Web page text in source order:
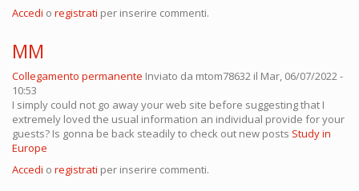
Accedi o registrati per inserire commenti.
MM
Collegamento permanente Inviato da mtom78632 il Mar, 06/07/2022 -
10:53
I simply could not go away your web site before suggesting that I
extremely loved the usual information an individual provide for your
guests? Is gonna be back steadily to check out new posts Study in
Europe
Accedi o registrati per inserire commenti.